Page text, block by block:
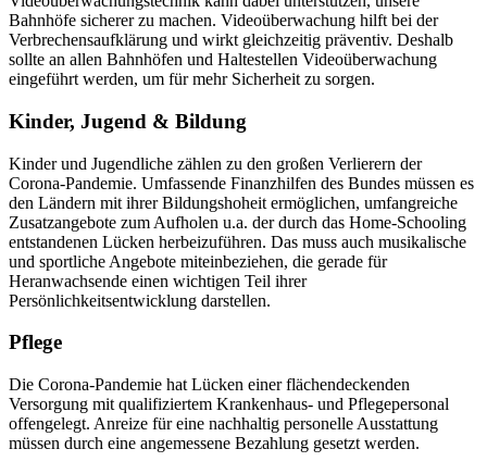
Bahnhöfe sicherer zu machen. Videoüberwachung hilft bei der
Verbrechensaufklärung und wirkt gleichzeitig präventiv. Deshalb
sollte an allen Bahnhöfen und Haltestellen Videoüberwachung
eingeführt werden, um für mehr Sicherheit zu sorgen.
Kinder, Jugend & Bildung
Kinder und Jugendliche zählen zu den großen Verlierern der
Corona-Pandemie. Umfassende Finanzhilfen des Bundes müssen es
den Ländern mit ihrer Bildungshoheit ermöglichen, umfangreiche
Zusatzangebote zum Aufholen u.a. der durch das Home-Schooling
entstandenen Lücken herbeizuführen. Das muss auch musikalische
und sportliche Angebote miteinbeziehen, die gerade für
Heranwachsende einen wichtigen Teil ihrer
Persönlichkeitsentwicklung darstellen.
Pflege
Die Corona-Pandemie hat Lücken einer flächendeckenden
Versorgung mit qualifiziertem Krankenhaus- und Pflegepersonal
offengelegt. Anreize für eine nachhaltig personelle Ausstattung
müssen durch eine angemessene Bezahlung gesetzt werden.